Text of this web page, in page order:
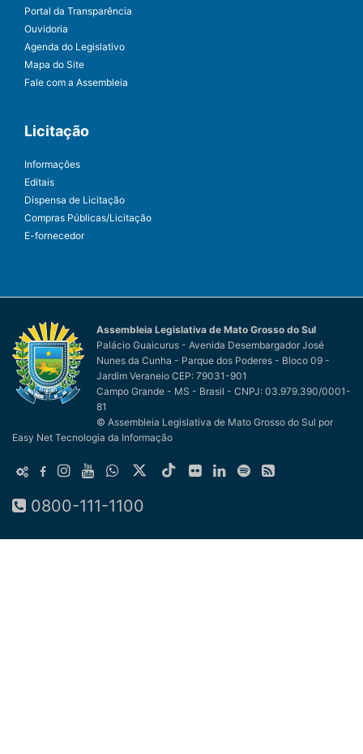
Portal da Transparência
Ouvidoria
Agenda do Legislativo
Mapa do Site
Fale com a Assembleia
Licitação
Informações
Editais
Dispensa de Licitação
Compras Públicas/Licitação
E-fornecedor
Assembleia Legislativa de Mato Grosso do Sul
Palácio Guaicurus - Avenida Desembargador José
Nunes da Cunha - Parque dos Poderes - Bloco 09 -
Jardim Veraneio CEP: 79031-901
Campo Grande - MS - Brasil - CNPJ: 03.979.390/0001-
81
© Assembleia Legislativa de Mato Grosso do Sul por
Easy Net Tecnologia da Informação
0800-111-1100